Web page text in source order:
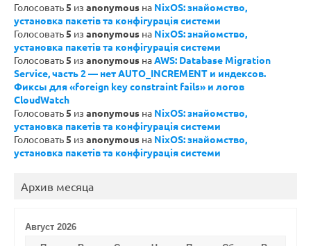
Голосовать5 из anonymous на NixOS: знайомство,
установка пакетів та конфігурація системи
Голосовать5 из anonymous на NixOS: знайомство,
установка пакетів та конфігурація системи
Голосовать5 из anonymous наAWS: Database Migration
Service, часть 2 — нет AUTO_INCREMENT и индексов.
Фиксы для «foreign key constraint fails» и логов
CloudWatch
Голосовать5 из anonymous на NixOS: знайомство,
установка пакетів та конфігурація системи
Голосовать5 из anonymous на NixOS: знайомство,
установка пакетів та конфігурація системи
Архив месяца
Август 2026